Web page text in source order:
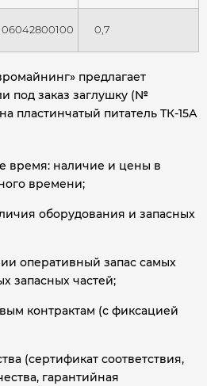
0,7
предлагает
под заказ заглушку (№
пластинчатый питатель ТК-15А
время: наличие и цены в
времени;
оборудования и запасных
оперативный запас самых
запасных частей;
контрактам (с фиксацией
(сертификат соответствия,
гарантийная